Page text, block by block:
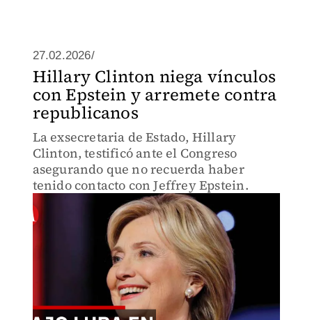
27.02.2026/
Hillary Clinton niega vínculos
con Epstein y arremete contra
republicanos
La exsecretaria de Estado, Hillary
Clinton, testificó ante el Congreso
asegurando que no recuerda haber
tenido contacto con Jeffrey Epstein.